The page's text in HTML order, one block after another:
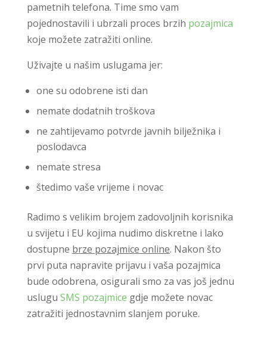
pametnih telefona. Time smo vam
pojednostavili i ubrzali proces brzih pozajmica
koje možete zatražiti online.
Uživajte u našim uslugama jer:
one su odobrene isti dan
nemate dodatnih troškova
ne zahtijevamo potvrde javnih bilježnika i
poslodavca
nemate stresa
štedimo vaše vrijeme i novac
Radimo s velikim brojem zadovoljnih korisnika
u svijetu i EU kojima nudimo diskretne i lako
dostupne brze pozajmice online. Nakon što
prvi puta napravite prijavu i vaša pozajmica
bude odobrena, osigurali smo za vas još jednu
uslugu SMS pozajmice gdje možete novac
zatražiti jednostavnim slanjem poruke.